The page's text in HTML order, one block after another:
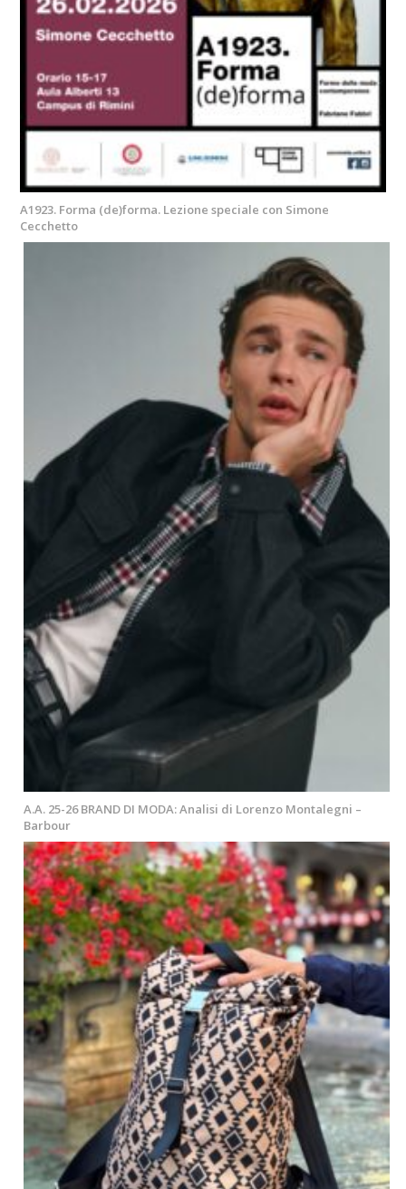
A1923. Forma (de)forma. Lezione speciale con Simone
Cecchetto
A.A. 25-26 BRAND DI MODA: Analisi di Lorenzo Montalegni –
Barbour